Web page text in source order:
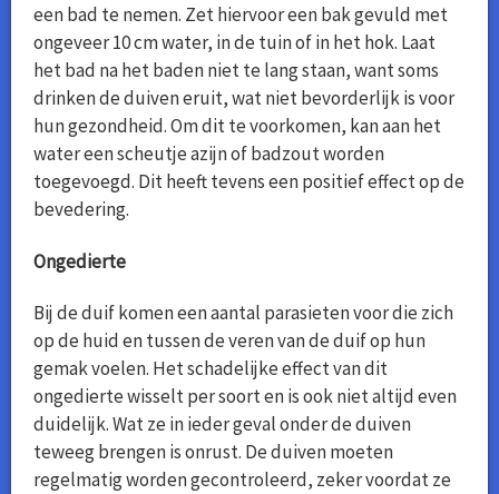
een bad te nemen. Zet hiervoor een bak gevuld met
ongeveer 10 cm water, in de tuin of in het hok. Laat
het bad na het baden niet te lang staan, want soms
drinken de duiven eruit, wat niet bevorderlijk is voor
hun gezondheid. Om dit te voorkomen, kan aan het
water een scheutje azijn of badzout worden
toegevoegd. Dit heeft tevens een positief effect op de
bevedering.
Ongedierte
Bij de duif komen een aantal parasieten voor die zich
op de huid en tussen de veren van de duif op hun
gemak voelen. Het schadelijke effect van dit
ongedierte wisselt per soort en is ook niet altijd even
duidelijk. Wat ze in ieder geval onder de duiven
teweeg brengen is onrust. De duiven moeten
regelmatig worden gecontroleerd, zeker voordat ze